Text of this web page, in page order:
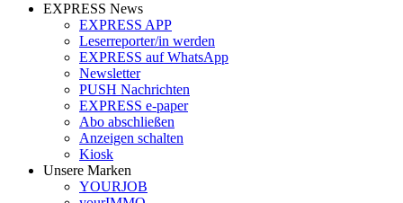
EXPRESS News
EXPRESS APP
Leserreporter/in werden
EXPRESS auf WhatsApp
Newsletter
PUSH Nachrichten
EXPRESS e-paper
Abo abschließen
Anzeigen schalten
Kiosk
Unsere Marken
YOURJOB